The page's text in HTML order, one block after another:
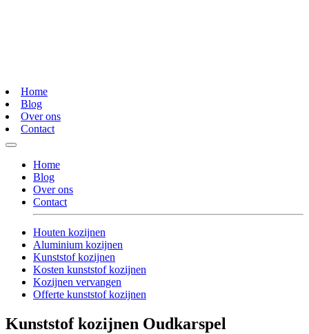
Home
Blog
Over ons
Contact
Home
Blog
Over ons
Contact
Houten kozijnen
Aluminium kozijnen
Kunststof kozijnen
Kosten kunststof kozijnen
Kozijnen vervangen
Offerte kunststof kozijnen
Kunststof kozijnen Oudkarspel